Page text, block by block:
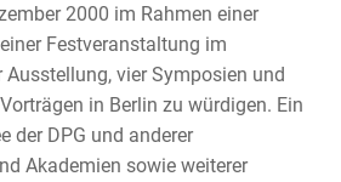
2000 im Rahmen einer
Festveranstaltung im
vier Symposien und
in Berlin zu würdigen. Ein
der DPG und anderer
Akademien sowie weiterer